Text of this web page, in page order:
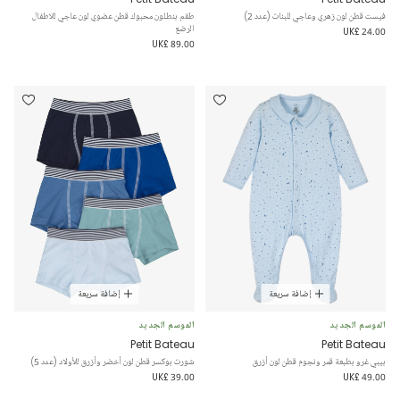
فيست قطن لون زهري وعاجي للبنات (عدد 2)
UK£ 24.00
طقم بنطلون محبوك قطن عضوي لون عاجي للاطفال
الرضع
UK£ 89.00
إضافة سريعة
الموسم الجديد
Petit Bateau
بيبي غرو بطبعة قمر ونجوم قطن لون أزرق
UK£ 49.00
إضافة سريعة
الموسم الجديد
Petit Bateau
شورت بوكسر قطن لون أخضر وأزرق للأولاد (عدد 5)
UK£ 39.00